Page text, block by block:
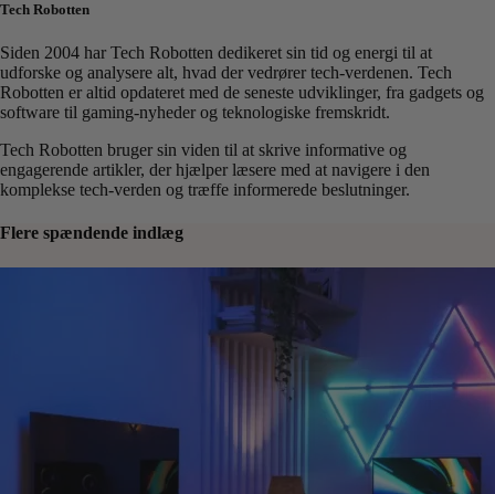
Tech Robotten
Siden 2004 har Tech Robotten dedikeret sin tid og energi til at
udforske og analysere alt, hvad der vedrører tech-verdenen. Tech
Robotten er altid opdateret med de seneste udviklinger, fra gadgets og
software til gaming-nyheder og teknologiske fremskridt.
Tech Robotten bruger sin viden til at skrive informative og
engagerende artikler, der hjælper læsere med at navigere i den
komplekse tech-verden og træffe informerede beslutninger.
Flere spændende indlæg